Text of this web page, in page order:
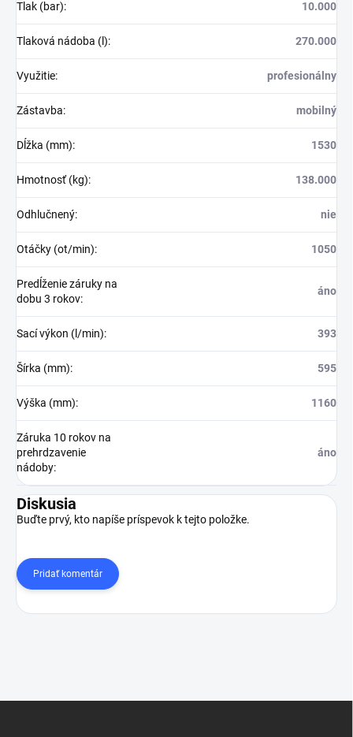
Tlak (bar): 10.000
Tlaková nádoba (l): 270.000
Využitie: profesionálny
Zástavba: mobilný
Dĺžka (mm): 1530
Hmotnosť (kg): 138.000
Odhlučnený: nie
Otáčky (ot/min): 1050
Predĺženie záruky na
dobu 3 rokov:
áno
Sací výkon (l/min): 393
Šírka (mm): 595
Výška (mm): 1160
Záruka 10 rokov na
prehrdzavenie
nádoby:
áno
Diskusia
Buďte prvý, kto napíše príspevok k tejto položke.
Pridať komentár